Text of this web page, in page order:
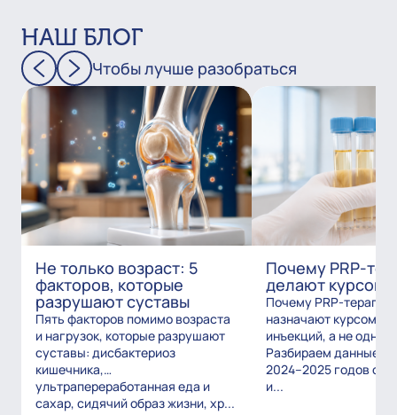
НАШ БЛОГ
Чтобы лучше разобраться
Не только возраст: 5
факторов, которые
разрушают суставы
Пять факторов помимо возраста
и нагрузок, которые разрушают
суставы: дисбактериоз
кишечника,
ультрапереработанная еда и
сахар, сидячий образ жизни, хр...
Почему PRP-
делают курсом?
Почему PRP-
назначают курсом из
инъекций, а не
Разбираем данные
2024–2025 годов о
и...